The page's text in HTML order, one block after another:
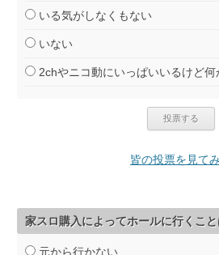
いる気がしなくもない
いない
2chやニコ動にいっぱいいるけど何
皆の投票を見て
家スロ購入によってホールに行くこ
元から行かない